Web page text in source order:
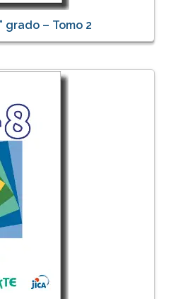
grado – Tomo 2